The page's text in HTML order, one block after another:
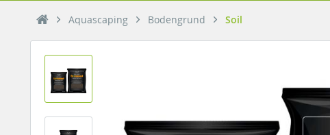
Aquascaping Bodengrund Soil